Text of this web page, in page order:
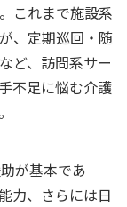
これまで施設系
、定期巡回・随
ど、訪問系サー
不足に悩む介護
が基本であ
力、さらには日